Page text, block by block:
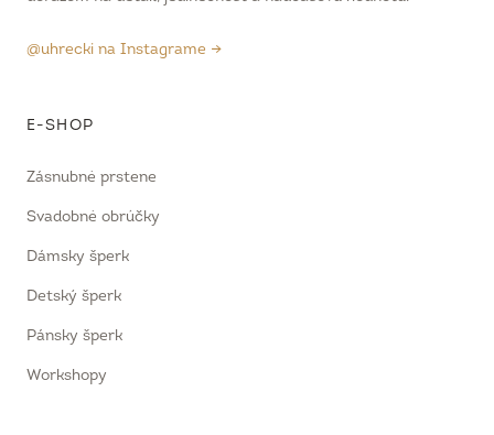
@uhrecki na Instagrame →
E-SHOP
Zásnubné prstene
Svadobné obrúčky
Dámsky šperk
Detský šperk
Pánsky šperk
Workshopy